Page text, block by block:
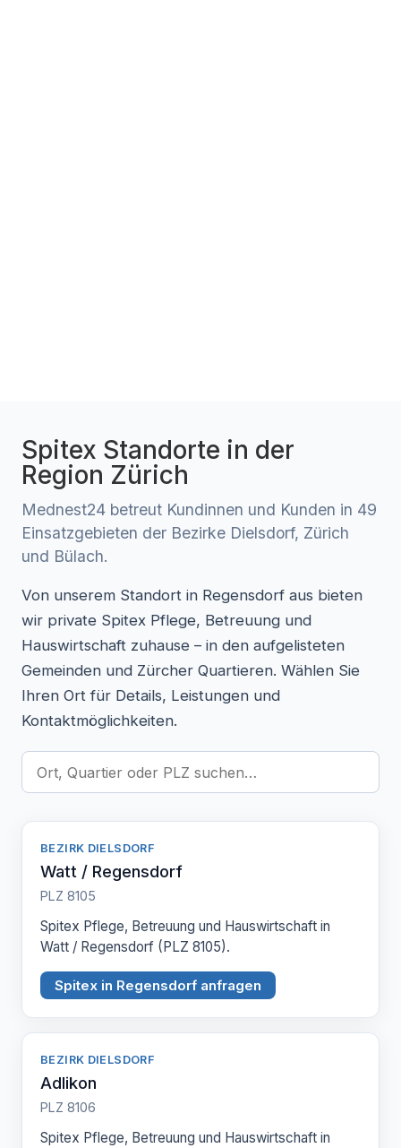
Spitex Standorte in der
Region Zürich
Mednest24 betreut Kundinnen und Kunden in 49
Einsatzgebieten der Bezirke Dielsdorf, Zürich
und Bülach.
Von unserem Standort in Regensdorf aus bieten
wir private Spitex Pflege, Betreuung und
Hauswirtschaft zuhause – in den aufgelisteten
Gemeinden und Zürcher Quartieren. Wählen Sie
Ihren Ort für Details, Leistungen und
Kontaktmöglichkeiten.
BEZIRK DIELSDORF
Watt / Regensdorf
PLZ 8105
Spitex Pflege, Betreuung und Hauswirtschaft in
Watt / Regensdorf (PLZ 8105).
Spitex in Regensdorf anfragen
BEZIRK DIELSDORF
Adlikon
PLZ 8106
Spitex Pflege, Betreuung und Hauswirtschaft in